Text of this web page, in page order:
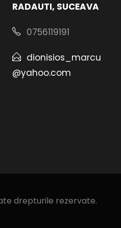
RADAUTI, SUCEAVA
0756119191
dionisios_marcu
@yahoo.com
drepturile rezervate.